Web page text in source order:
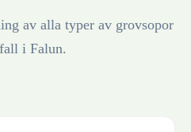
av alla typer av grovsopor
i Falun.